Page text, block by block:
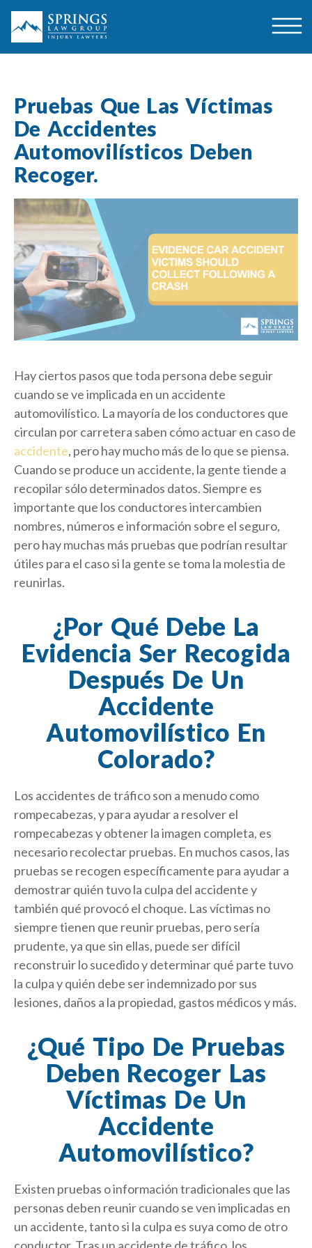
Pruebas Que Las Víctimas
De Accidentes
Automovilísticos Deben
Recoger.
Hay ciertos pasos que toda persona debe seguir
cuando se ve implicada en un accidente
automovilístico. La mayoría de los conductores que
circulan por carretera saben cómo actuar en caso de
accidente, pero hay mucho más de lo que se piensa.
Cuando se produce un accidente, la gente tiende a
recopilar sólo determinados datos. Siempre es
importante que los conductores intercambien
nombres, números e información sobre el seguro,
pero hay muchas más pruebas que podrían resultar
útiles para el caso si la gente se toma la molestia de
reunirlas.
¿Por Qué Debe La
Evidencia Ser Recogida
Después De Un
Accidente
Automovilístico En
Colorado?
Los accidentes de tráfico son a menudo como
rompecabezas, y para ayudar a resolver el
rompecabezas y obtener la imagen completa, es
necesario recolectar pruebas. En muchos casos, las
pruebas se recogen específicamente para ayudar a
demostrar quién tuvo la culpa del accidente y
también qué provocó el choque. Las víctimas no
siempre tienen que reunir pruebas, pero sería
prudente, ya que sin ellas, puede ser difícil
reconstruir lo sucedido y determinar qué parte tuvo
la culpa y quién debe ser indemnizado por sus
lesiones, daños a la propiedad, gastos médicos y más.
¿Qué Tipo De Pruebas
Deben Recoger Las
Víctimas De Un
Accidente
Automovilístico?
Existen pruebas o información tradicionales que las
personas deben reunir cuando se ven implicadas en
un accidente, tanto si la culpa es suya como de otro